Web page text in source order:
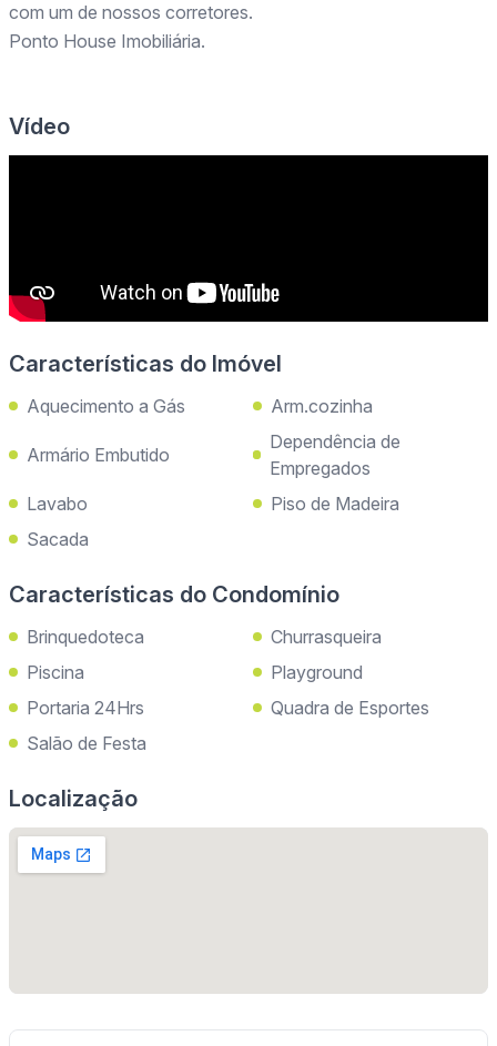
com um de nossos corretores.
Ponto House Imobiliária.
Vídeo
Características do Imóvel
Aquecimento a Gás Arm.cozinha
Armário Embutido
Dependência de
Empregados
Lavabo
Piso de Madeira
Sacada
Características do Condomínio
Brinquedoteca
Churrasqueira
Piscina
Playground
Portaria 24Hrs
Quadra de Esportes
Salão de Festa
Localização